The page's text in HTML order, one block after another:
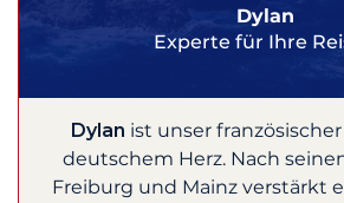
Dylan
Experte für Ihre
Dylan ist unser
deutschem Herz. Nach
Freiburg und Mainz verstärkt